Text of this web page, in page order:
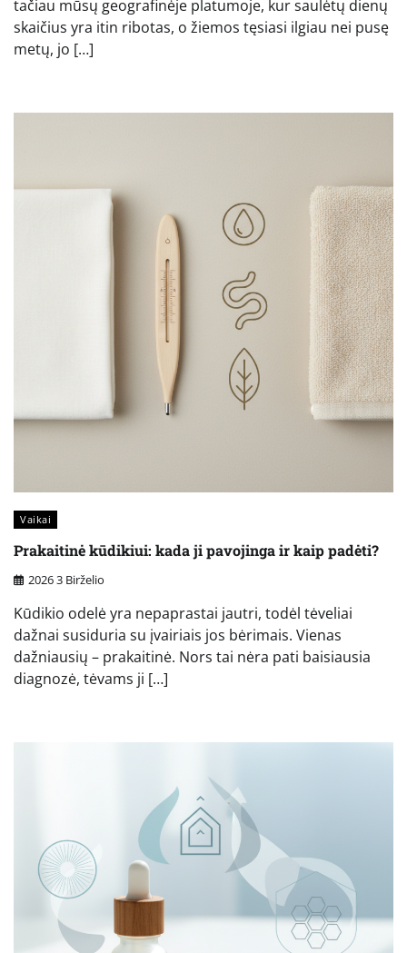
tačiau mūsų geografinėje platumoje, kur saulėtų dienų
skaičius yra itin ribotas, o žiemos tęsiasi ilgiau nei pusę
metų, jo […]
Vaikai
Prakaitinė kūdikiui: kada ji pavojinga ir kaip padėti?
2026 3 Birželio
Kūdikio odelė yra nepaprastai jautri, todėl tėveliai
dažnai susiduria su įvairiais jos bėrimais. Vienas
dažniausių – prakaitinė. Nors tai nėra pati baisiausia
diagnozė, tėvams ji […]